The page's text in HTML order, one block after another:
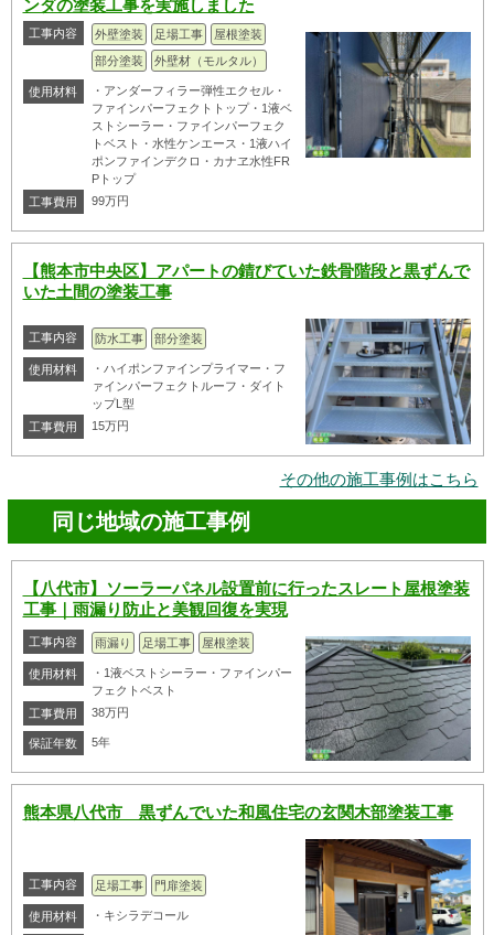
ンダの塗装工事を実施しました
工事内容 外壁塗装 足場工事
屋根塗装
部分塗装
外壁材（モルタル）
使用材料
・アンダーフィラー弾性エクセル・
ファインパーフェクトトップ・1液ベ
ストシーラー・ファインパーフェク
トベスト・水性ケンエース・1液ハイ
ポンファインデクロ・カナヱ水性FR
Pトップ
工事費用
99万円
【熊本市中央区】アパートの錆びていた鉄骨階段と黒ずんで
いた土間の塗装工事
工事内容 防水工事 部分塗装
使用材料
・ハイポンファインプライマー・フ
ァインパーフェクトルーフ・ダイト
ップL型
工事費用
15万円
その他の施工事例はこちら
同じ地域の施工事例
【八代市】ソーラーパネル設置前に行ったスレート屋根塗装
工事｜雨漏り防止と美観回復を実現
工事内容 雨漏り 足場工事 屋根塗装
使用材料
・1液ベストシーラー・ファインパー
フェクトベスト
工事費用
38万円
保証年数 5年
熊本県八代市 黒ずんでいた和風住宅の玄関木部塗装工事
工事内容 足場工事 門扉塗装
使用材料 ・キシラデコール